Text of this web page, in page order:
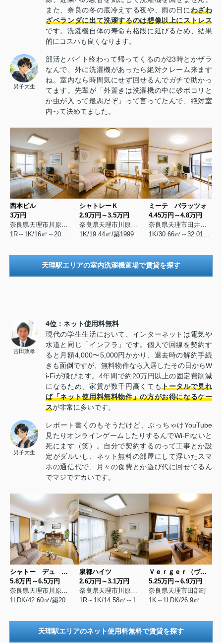
また、奈良の冬の底冷えする夜や、雨の日にわざわ
ざベランダに出て洗濯するのは想像以上にストレス
です。洗濯機自体の寿命も格段に延びるため、結果
的にコスパも良くなります。
男子大生
部活とバイト終わって帰ってくるのが23時とかザラ
なんで、外に洗濯機があったら絶対クレーム来ます
ね。室内なら時間気にせず回せるんでガチで助かっ
てます。先輩が「外置きは洗濯機の中に砂ボコリと
か虫が入って最悪だぞ」って言ってたんで、絶対室
内って決めてました。
西本ビル
3万円
シャトレーＫ
2.9万円～3.5万円
ミーテ パラッツォ
4.45万円～4.8万円
天理駅エリアの室内洗濯機置場で賃貸を探す
吉田政孝
4位：ネット使用料無料
現代の学生生活において、インターネットは電気や
水道と同じ「インフラ」です。個人で回線を契約す
ると月額4,000〜5,000円かかり、退去時の解約手続
きも面倒ですが、無料物件なら入居したその日からW
i-Fiが飛びます。4年間で約20万円以上の固定費削減
になるため、家賃が数千円高くてもトータルで見れ
ば「ネット使用料無料物件」の方がお得になるケー
スが非常に多いです。
男子大生
レポート書くのもそうだけど、ぶっちゃけYouTube
見たりオンラインゲームしたりするんでWi-Fiないと
死にます（笑）。自分で契約するのって工事とか設
定がダルいし、ネット無料の部屋にして浮いたスマ
ホの通信代で、月々の食費とか遊び代に回せてるん
でマジでデカいです。
シャトー デュ ボヌール
5.8万円～6.5万円
奈良県天理市川原城町
1LDK/42.60㎡/築2005年1月
泉都ハイツ
2.6万円～3.1万円
奈良県天理市川原城町
1R～1K/14.58㎡～17.01㎡/築1990年6月
Ｖｅｒｇｅｒ（ヴェルジェ）
5.25万円～6.9万円
奈良県天理市田部町
1K～1LDK/26.9㎡～35.04㎡/築2021年5月
天理駅エリアのネット使用料無料で賃貸を探す